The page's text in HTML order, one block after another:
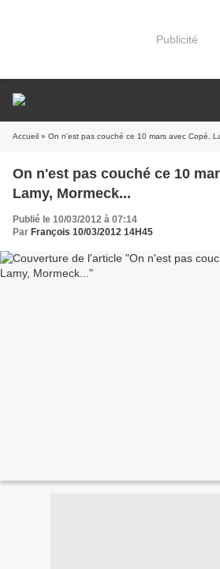
Publicité
Accueil » On n'est pas couché ce 10 mars avec Copé,
On n'est pas couché ce 10
Lamy, Mormeck...
Publié le 10/03/2012 à 07:14
Par François 10/03/2012 14H45